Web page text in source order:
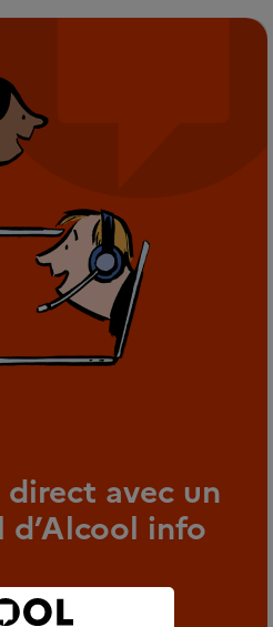
avec un
d’Alcool info